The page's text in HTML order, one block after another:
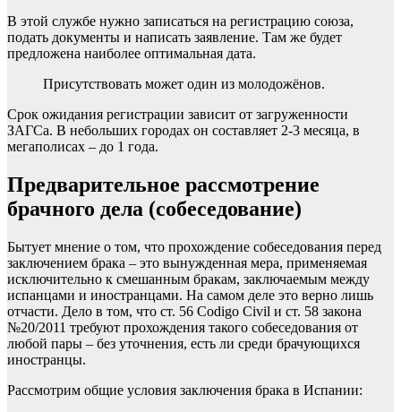
В этой службе нужно записаться на регистрацию союза,
подать документы и написать заявление. Там же будет
предложена наиболее оптимальная дата.
Присутствовать может один из молодожёнов.
Срок ожидания регистрации зависит от загруженности
ЗАГСа. В небольших городах он составляет 2-3 месяца, в
мегаполисах – до 1 года.
Предварительное рассмотрение
брачного дела (собеседование)
Бытует мнение о том, что прохождение собеседования перед
заключением брака – это вынужденная мера, применяемая
исключительно к смешанным бракам, заключаемым между
испанцами и иностранцами. На самом деле это верно лишь
отчасти. Дело в том, что ст. 56 Codigo Civil и ст. 58 закона
№20/2011 требуют прохождения такого собеседования от
любой пары – без уточнения, есть ли среди брачующихся
иностранцы.
Рассмотрим общие условия заключения брака в Испании: